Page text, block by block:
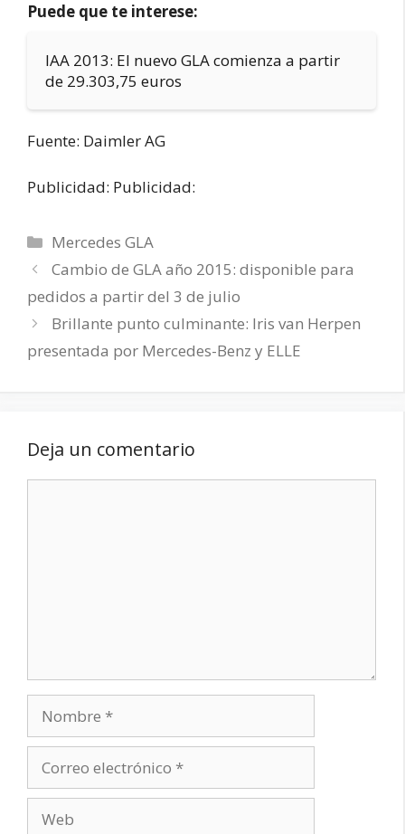
Puede que te interese:
IAA 2013: El nuevo GLA comienza a partir
de 29.303,75 euros
Fuente: Daimler AG
Publicidad: Publicidad:
Categorías
Mercedes GLA
Cambio de GLA año 2015: disponible para
pedidos a partir del 3 de julio
Brillante punto culminante: Iris van Herpen
presentada por Mercedes-Benz y ELLE
Deja un comentario
electrónico